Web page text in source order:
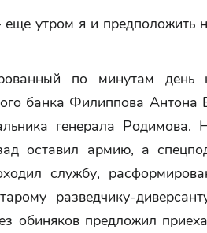
утром я и предположить
по минутам день
банка Филиппова Антона
генерала Родимова.
оставил армию, а
службу,
разведчику-
обиняков предложил